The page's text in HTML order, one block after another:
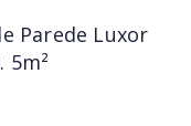
Parede Luxor
5m²